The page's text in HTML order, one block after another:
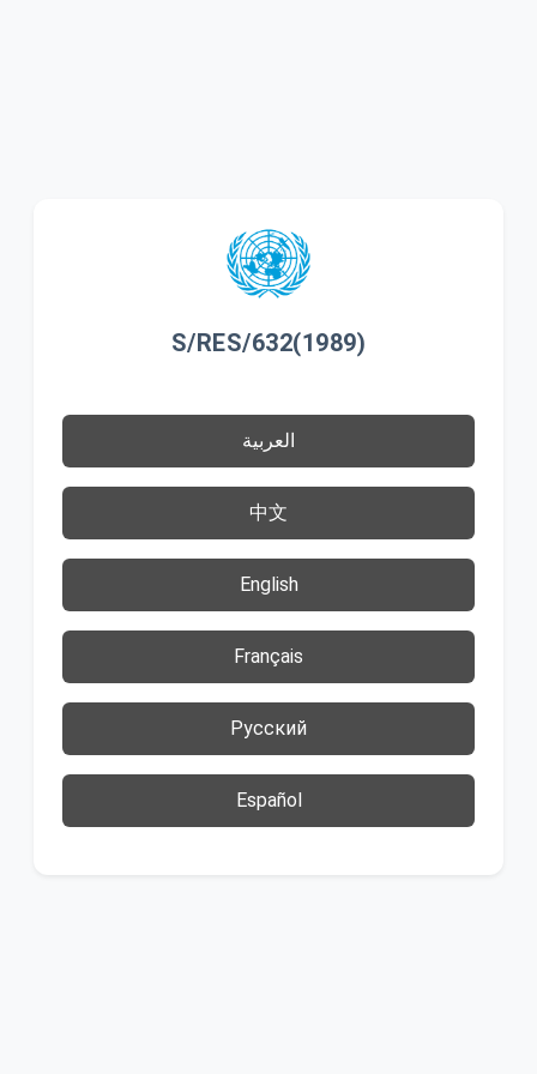
S/RES/632(1989)
العربية
中文
English
Français
Русский
Español